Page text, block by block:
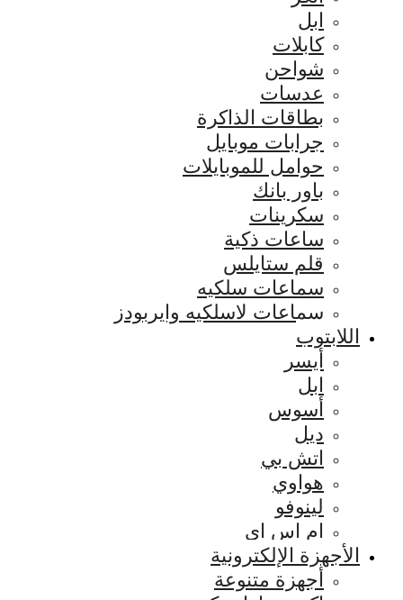
ابل
كابلات
شواحن
عدسات
بطاقات الذاكرة
جرابات موبايل
حوامل للموبايلات
باور بانك
سكرينات
ساعات ذكية
قلم ستايلس
سماعات سلكيه
سماعات لاسلكيه وايربودز
اللابتوب
أيسر
ابل
أسوس
ديل
اتش بي
هواوي
لينوفو
ام اس اي
الأجهزة الإلكترونية
أجهزة متنوعة